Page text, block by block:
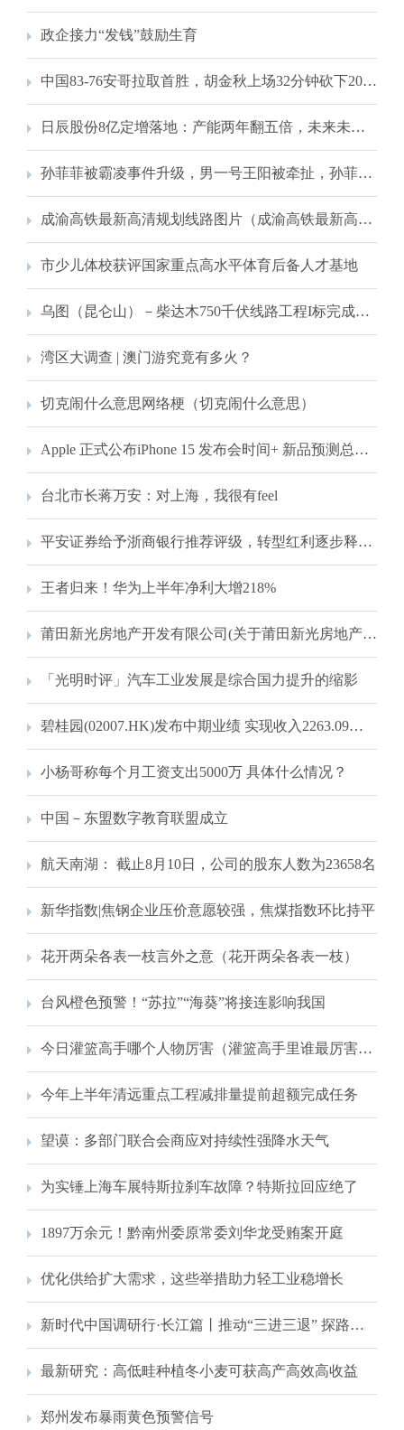
政企接力“发钱”鼓励生育
中国83-76安哥拉取首胜，胡金秋上场32分钟砍下20分，网友:“赢球少谁谁尴尬”
日辰股份8亿定增落地：产能两年翻五倍，未来未必可期｜钛媒体深度
孙菲菲被霸凌事件升级，男一号王阳被牵扯，孙菲菲希望大家放过他
成渝高铁最新高清规划线路图片（成渝高铁最新高清规划线路图）
市少儿体校获评国家重点高水平体育后备人才基地
乌图（昆仑山）－柴达木750千伏线路工程I标完成跨越青藏铁路架线施工
湾区大调查 | 澳门游究竟有多火？
切克闹什么意思网络梗（切克闹什么意思）
Apple 正式公布iPhone 15 发布会时间+ 新品预测总整理！
台北市长蒋万安：对上海，我很有feel
平安证券给予浙商银行推荐评级，转型红利逐步释放，资产质量边际改善
王者归来！华为上半年净利大增218%
莆田新光房地产开发有限公司(关于莆田新光房地产开发有限公司简述)
「光明时评」汽车工业发展是综合国力提升的缩影
碧桂园(02007.HK)发布中期业绩 实现收入2263.09亿元 同比增加39.38% 交付量高居行业榜首
小杨哥称每个月工资支出5000万 具体什么情况？
中国－东盟数字教育联盟成立
航天南湖： 截止8月10日，公司的股东人数为23658名
新华指数|焦钢企业压价意愿较强，焦煤指数环比持平
花开两朵各表一枝言外之意（花开两朵各表一枝）
台风橙色预警！“苏拉”“海葵”将接连影响我国
今日灌篮高手哪个人物厉害（灌篮高手里谁最厉害，为什么）
今年上半年清远重点工程减排量提前超额完成任务
望谟：多部门联合会商应对持续性强降水天气
为实锤上海车展特斯拉刹车故障？特斯拉回应绝了
1897万余元！黔南州委原常委刘华龙受贿案开庭
优化供给扩大需求，这些举措助力轻工业稳增长
新时代中国调研行·长江篇丨推动“三进三退” 探路与江共生——江苏为长江经济带高质量发展注入新动能
最新研究：高低畦种植冬小麦可获高产高效高收益
郑州发布暴雨黄色预警信号